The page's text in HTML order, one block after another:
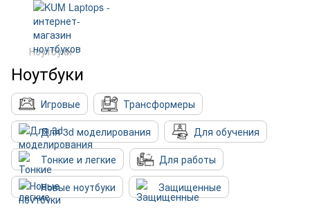
Ноутбуки
Ноутбуки
Игровые
Трансформеры
Для 3d моделирования
Для обучения
Тонкие и легкие
Для работы
Новые ноутбуки
Защищенные